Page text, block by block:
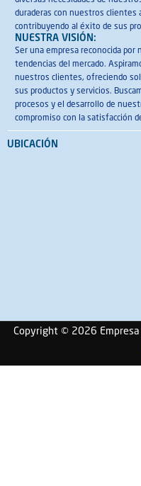
r
a
m
o
k
i
n
duraderas con nuestros clientes
contribuyendo al éxito de sus
NUESTRA VISIÓN:
Ser una empresa reconocida por
tendencias del mercado.
nuestros clientes, ofreciendo
sus productos y servicios.
procesos y el desarrollo de
compromiso con la satisfacción
UBICACIÓN
Copyright © 2026 Empresa